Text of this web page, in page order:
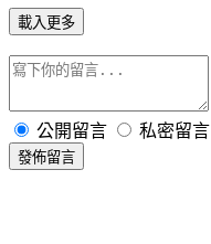
載入更多
公開留言 私密留言
發佈留言